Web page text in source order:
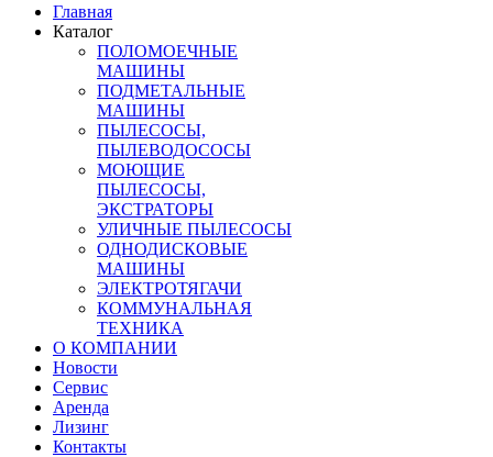
Главная
Каталог
ПОЛОМОЕЧНЫЕ
МАШИНЫ
ПОДМЕТАЛЬНЫЕ
МАШИНЫ
ПЫЛЕСОСЫ,
ПЫЛЕВОДОСОСЫ
МОЮЩИЕ
ПЫЛЕСОСЫ,
ЭКСТРАТОРЫ
УЛИЧНЫЕ ПЫЛЕСОСЫ
ОДНОДИСКОВЫЕ
МАШИНЫ
ЭЛЕКТРОТЯГАЧИ
КОММУНАЛЬНАЯ
ТЕХНИКА
О КОМПАНИИ
Новости
Сервис
Аренда
Лизинг
Контакты